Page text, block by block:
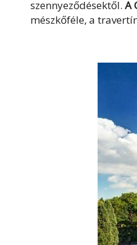
szennyeződésektől. A
mészkőféle, a